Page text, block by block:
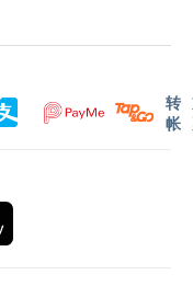
內安排發貨。
年2月16日(年廿
2月25日(年初九)
惟于此日期后确
日按下单时间先
转
帐